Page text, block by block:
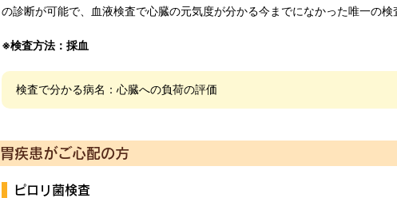
の診断が可能で、血液検査で心臓の元気度が分かる今までになかった唯一の検
※検査方法：採血
検査で分かる病名：心臓への負荷の評価
胃疾患がご心配の方
ピロリ菌検査